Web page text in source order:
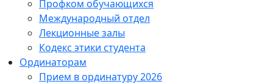
Профком обучающихся
Международный отдел
Лекционные залы
Кодекс этики студента
Ординаторам
Прием в ординатуру 2026